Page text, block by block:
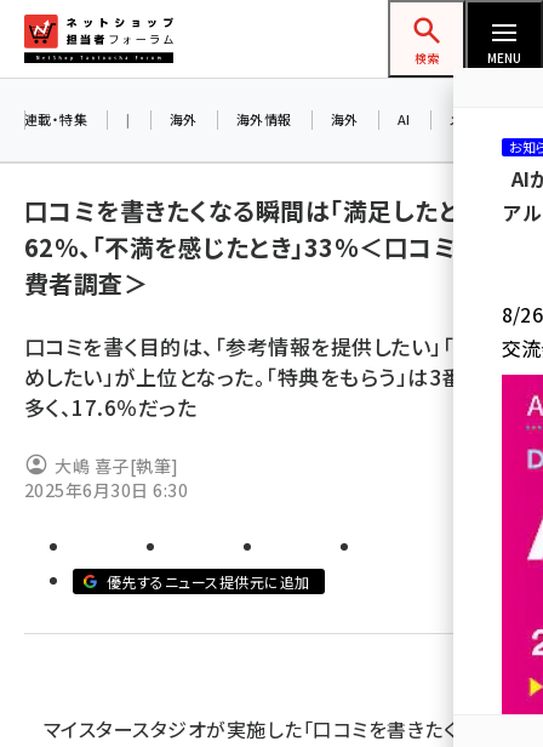
ン
ネットショップ担当者フォーラム
検索 MENU
amazon (2259)
楽天 (1876)
ecbeing (1211)
アスクル (1122)
base (1083)
ビィ・フォアード (781)
revico (744)
連載・特集 | 海外 海外情報 海外 AI メタバース
口コミを書きたくなる瞬間は「満足したとき」
62％、「不満を感じたとき」33％＜口コミの消
費者調査＞
口コミを書く目的は、「参考情報を提供したい」「おすす
めしたい」が上位となった。「特典をもらう」は3番目に
多く、17.6％だった
大嶋 喜子[執筆]
2025年6月30日 6:30
優先するニュース提供元に追加
マイスタースタジオが実施した「口コミを書きたくなる
お知
AI
ア
8/26
交